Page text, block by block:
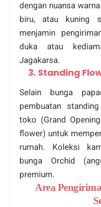
dengan nuansa
biru, atau kuning
menjamin
duka atau
Jagakarsa.
3. Standing
Selain bunga
pembuatan
toko (Grand
flower) untuk
rumah. Koleksi
bunga Orchid
premium.
Area